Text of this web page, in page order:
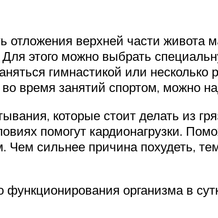
отложения верхней части живота
этого можно выбрать
гимнастикой или несколько
время занятий спортом, можно
которые стоит делать из
помогут кардионагрузки.
Чем сильнее причина похудеть,
организма в